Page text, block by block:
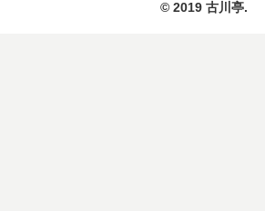
© 2019 古川亭.